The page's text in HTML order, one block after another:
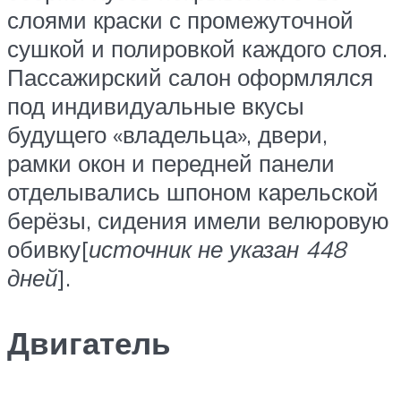
слоями краски с промежуточной
сушкой и полировкой каждого слоя.
Пассажирский салон оформлялся
под индивидуальные вкусы
будущего «владельца», двери,
рамки окон и передней панели
отделывались шпоном карельской
берёзы, сидения имели велюровую
обивку[источник не указан 448
дней].
Двигатель